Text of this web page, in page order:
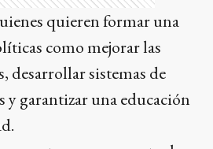
quieren formar una
como mejorar las
desarrollar sistemas de
y garantizar una educación